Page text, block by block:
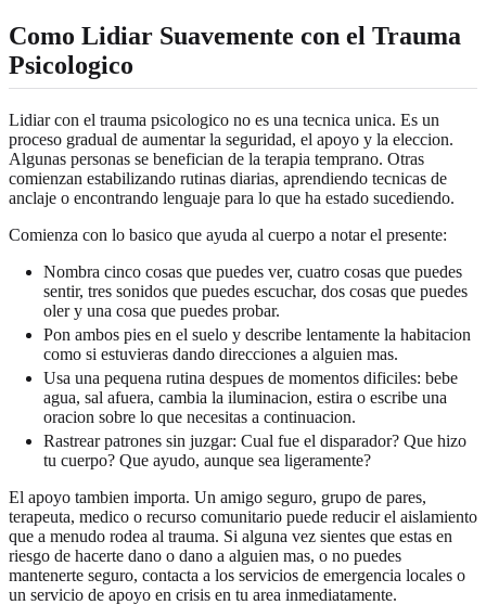
Como Lidiar Suavemente con el Trauma
Psicologico
Lidiar con el trauma psicologico no es una tecnica unica. Es un
proceso gradual de aumentar la seguridad, el apoyo y la eleccion.
Algunas personas se benefician de la terapia temprano. Otras
comienzan estabilizando rutinas diarias, aprendiendo tecnicas de
anclaje o encontrando lenguaje para lo que ha estado sucediendo.
Comienza con lo basico que ayuda al cuerpo a notar el presente:
Nombra cinco cosas que puedes ver, cuatro cosas que puedes
sentir, tres sonidos que puedes escuchar, dos cosas que puedes
oler y una cosa que puedes probar.
Pon ambos pies en el suelo y describe lentamente la habitacion
como si estuvieras dando direcciones a alguien mas.
Usa una pequena rutina despues de momentos dificiles: bebe
agua, sal afuera, cambia la iluminacion, estira o escribe una
oracion sobre lo que necesitas a continuacion.
Rastrear patrones sin juzgar: Cual fue el disparador? Que hizo
tu cuerpo? Que ayudo, aunque sea ligeramente?
El apoyo tambien importa. Un amigo seguro, grupo de pares,
terapeuta, medico o recurso comunitario puede reducir el aislamiento
que a menudo rodea al trauma. Si alguna vez sientes que estas en
riesgo de hacerte dano o dano a alguien mas, o no puedes
mantenerte seguro, contacta a los servicios de emergencia locales o
un servicio de apoyo en crisis en tu area inmediatamente.